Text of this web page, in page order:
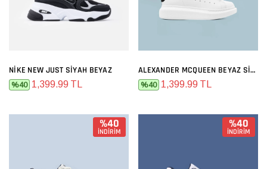
NIKE NEW JUST SIYAH BEYAZ
%40 1,399.99 TL
ALEXANDER MCQUEEN BEYAZ SIYAH
%40 1,399.99 TL
%40
İNDİRİM
%40
İNDİRİM